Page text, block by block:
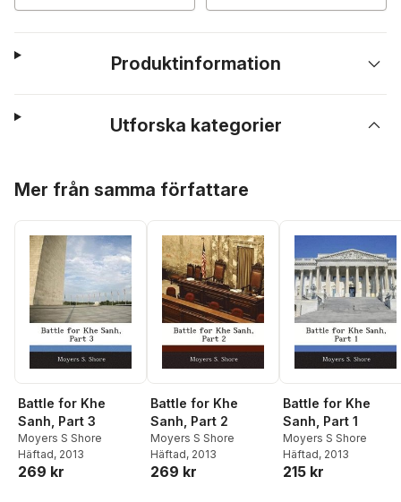
Produktinformation
Utforska kategorier
Mer från samma författare
Battle for Khe
Sanh, Part 3
Moyers S Shore
Häftad, 2013
269 kr
Battle for Khe
Sanh, Part 2
Moyers S Shore
Häftad, 2013
269 kr
Battle for Khe
Sanh, Part 1
Moyers S Shore
Häftad, 2013
215 kr